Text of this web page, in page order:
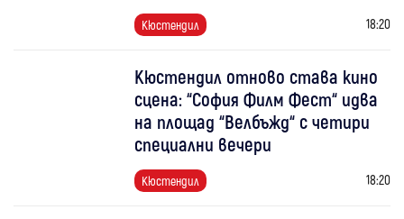
Кюстендил 18:20
Кюстендил отново става кино
сцена: “София Филм Фест“ идва
на площад “Велбъжд“ с четири
специални вечери
Кюстендил 18:20